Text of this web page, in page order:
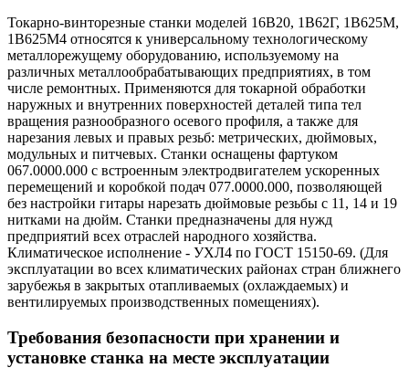
Токарно-винторезные станки моделей 16В20, 1В62Г, 1В625М,
1В625М4 относятся к универсальному технологическому
металлорежущему оборудованию, используемому на
различных металлообрабатывающих предприятиях, в том
числе ремонтных. Применяются для токарной обработки
наружных и внутренних поверхностей деталей типа тел
вращения разнообразного осевого профиля, а также для
нарезания левых и правых резьб: метрических, дюймовых,
модульных и питчевых. Станки оснащены фартуком
067.0000.000 с встроенным электродвигателем ускоренных
перемещений и коробкой подач 077.0000.000, позволяющей
без настройки гитары нарезать дюймовые резьбы с 11, 14 и 19
нитками на дюйм. Станки предназначены для нужд
предприятий всех отраслей народного хозяйства.
Климатическое исполнение - УХЛ4 по ГОСТ 15150-69. (Для
эксплуатации во всех климатических районах стран ближнего
зарубежья в закрытых отапливаемых (охлаждаемых) и
вентилируемых производственных помещениях).
Требования безопасности при хранении и
установке станка на месте эксплуатации